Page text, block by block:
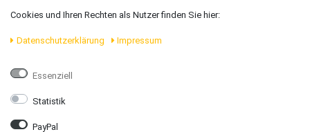
Email:office@amesbichler.com
Cookies und Ihren Rechten als Nutzer finden Sie hier:
Daten­schutz­erklärung Impressum
Essenziell
Statistik
PayPal